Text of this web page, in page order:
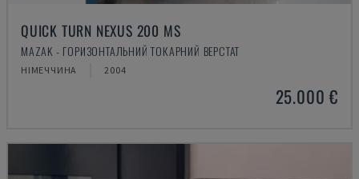
QUICK TURN NEXUS 200 MS
MAZAK - ГОРИЗОНТАЛЬНИЙ ТОКАРНИЙ ВЕРСТАТ
НІМЕЧЧИНА 2004
25.000 €